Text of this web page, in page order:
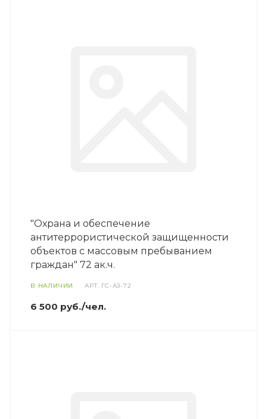
"Охрана и обеспечение
антитеррористической защищенности
объектов с массовым пребыванием
граждан" 72 ак.ч.
В НАЛИЧИИ АРТ. ГС-АЗ-72
6 500 руб./чел.